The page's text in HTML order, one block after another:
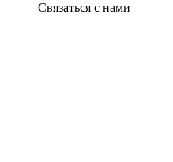
Связаться с нами